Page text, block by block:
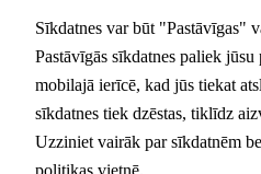
Sīkdatnes var būt "Pastāvīgas"
Pastāvīgās sīkdatnes paliek jūsu
mobilajā ierīcē, kad jūs tiekat
sīkdatnes tiek dzēstas, tiklīdz
Uzziniet vairāk par sīkdatnēm
politikas vietnē.